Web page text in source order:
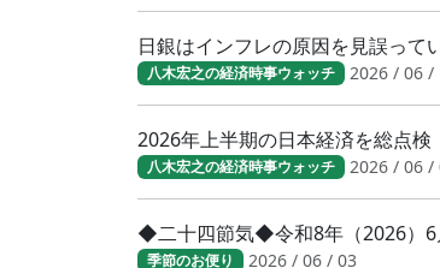
日銀はインフレの原因を見誤って
八木宏之の経済時事ウォッチ 2026 / 06 /
2026年上半期の日本経済を総点検
八木宏之の経済時事ウォッチ 2026 / 06 /
◆二十四節気◆令和8年（2026）
季節のお便り 2026 / 06 / 03